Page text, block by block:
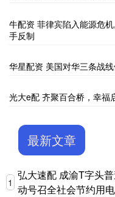
牛配资 菲律宾陷入能源危
手反制
华星配资 美国对华三条战
光大e配 齐聚百合桥，幸福
最新文章
1
弘大速配 成渝T字头
动号召全社会节约用电